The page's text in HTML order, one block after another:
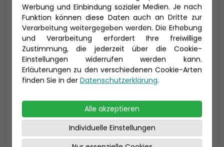
Vorname * Nachname *
E-Mail *
Werbung und Einbindung sozialer Medien. Je nach
Funktion können diese Daten auch an Dritte zur
Verarbeitung weitergegeben werden. Die Erhebung
und Verarbeitung erfordert Ihre freiwillige
Zustimmung, die jederzeit über die Cookie-
Einstellungen widerrufen werden kann.
Erläuterungen zu den verschiedenen Cookie-Arten
finden Sie in der Datenschutzerklärung.
Alle akzeptieren
Individuelle Einstellungen